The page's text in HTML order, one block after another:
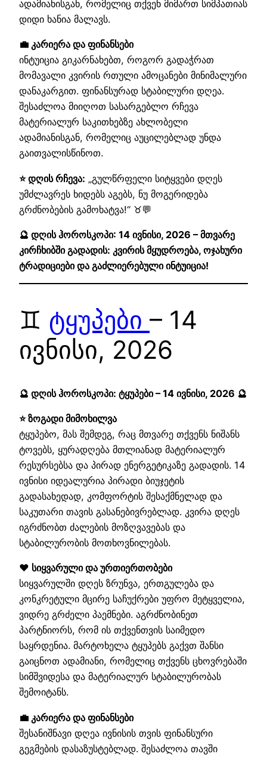
ადამიანისგან, რომელიც თქვენ მიმართ სიმპათიას
დიდი ხანია მალავს.
💼 კარიერა და ფინანსები
ინტუიცია გიკარნახებთ, როგორ გადაჭრათ
მომავალი კვირის რთული ამოცანები მინიმალური
დანაკარგით. ფინანსურად სტაბილური დღეა.
შესაძლოა მიიღოთ სასარგებლო რჩევა
მატერიალურ საკითხებზე ახლობელი
ადამიანისგან, რომელიც აუცილებლად უნდა
გაითვალისწინოთ.
⭐ დღის რჩევა: „გულწრფელი სიტყვები დღეს
უმძლავრეს ხიდებს აგებს, ნუ მოგერიდება
გრძნობების გამოხატვა!“ ♉💬
🔮 დღის ჰოროსკოპი: 14 ივნისი, 2026 – მთვარე
კირჩხიბში გადადის: კვირის მყუდროება, ოჯახური
ტრადიციები და გაძლიერებული ინტუიცია!
♊ ტყუპები – 14
ივნისი, 2026
🔮 დღის ჰოროსკოპი: ტყუპები – 14 ივნისი, 2026 🔮
⭐ ზოგადი მიმოხილვა
ტყუპებო, მას შემდეგ, რაც მთვარე თქვენს ნიშანს
ტოვებს, ყურადღება მთლიანად მატერიალურ
რესურსებსა და პირად ენერგეტიკაზე გადადის. 14
ივნისი იდეალურია პირადი ბიუჯეტის
გადასახედად, კომფორტის შესაქმნელად და
საკუთარი თავის გასანებივრებლად. კვირა დღეს
იგრძნობთ ძალების მოზღვავებას და
სტაბილურობის მოთხოვნილებას.
❤️ სიყვარული და ურთიერთობები
სიყვარულში დღეს ზრუნვა, ერთგულება და
კონკრეტული მცირე საჩუქრები უფრო მეტყველია,
ვიდრე გრძელი პაემნები. აგრძნობინეთ
პარტნიორს, რომ ის თქვენთვის საიმედო
საყრდენია. მარტოხელა ტყუპებს გაქვთ შანსი
გაიცნოთ ადამიანი, რომელიც თქვენს ცხოვრებაში
სიმშვიდესა და მატერიალურ სტაბილურობას
შემოიტანს.
💼 კარიერა და ფინანსები
შესანიშნავი დღეა ივნისის თვის ფინანსური
გეგმების დასაზუსტებლად. შესაძლოა თავში